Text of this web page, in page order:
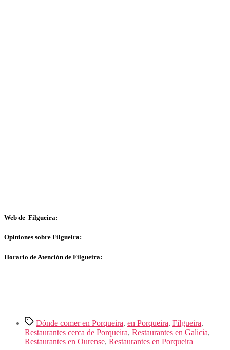
Web de Filgueira:
Opiniones sobre Filgueira:
Horario de Atención de Filgueira:
Etiquetas
Dónde comer en Porqueira, en Porqueira, Filgueira,
Restaurantes cerca de Porqueira, Restaurantes en Galicia,
Restaurantes en Ourense, Restaurantes en Porqueira